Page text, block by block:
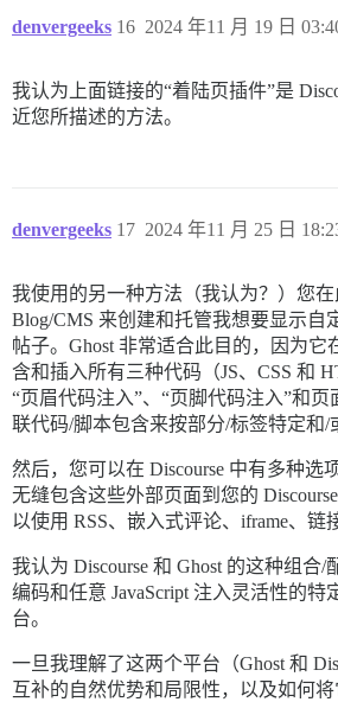
denvergeeks 2024 年11 月 19 日
16
我认为上面链接的“着陆页插件”是
近您所描述的方法。
denvergeeks 2024 年11 月 25 日
17
我使用的另一种方法（我认为？）您
Blog/CMS 来创建和托管我想要显示自
帖子。Ghost 非常适合此目的，因为它
含和插入所有三种代码（JS、CSS 和
“页眉代码注入”、“页脚代码注入”和
联代码/脚本包含来按部分/标签特定和/
然后，您可以在 Discourse 中有多种选
无缝包含这些外部页面到您的
以使用 RSS、嵌入式评论、iframe、链
我认为 Discourse 和 Ghost 的这种组合/
编码和任意 JavaScript 注入灵活性的特
台。
一旦我理解了这两个平台（Ghost 和
互补的自然优势和局限性，以及如何